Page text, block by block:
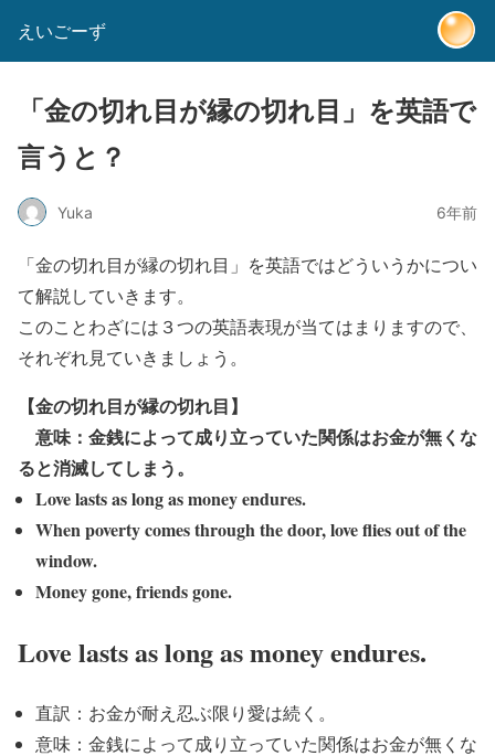
えいごーず
「金の切れ目が縁の切れ目」を英語で
言うと？
Yuka 6年前
「金の切れ目が縁の切れ目」を英語ではどういうかについ
て解説していきます。
このことわざには３つの英語表現が当てはまりますので、
それぞれ見ていきましょう。
【金の切れ目が縁の切れ目】
意味：金銭によって成り立っていた関係はお金が無くな
ると消滅してしまう。
Love lasts as long as money endures.
When poverty comes through the door, love flies out of the
window.
Money gone, friends gone.
Love lasts as long as money endures.
直訳：お金が耐え忍ぶ限り愛は続く。
意味：金銭によって成り立っていた関係はお金が無くな